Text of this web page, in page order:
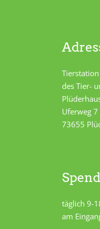
des Tier-
Uferweg 7
73655
täglich 9-
am